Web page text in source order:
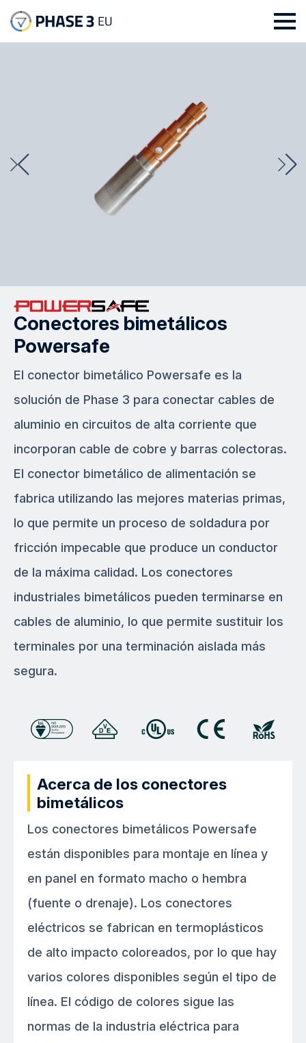
Conectores bimetálicos
Powersafe
El conector bimetálico Powersafe es la
solución de Phase 3 para conectar cables de
aluminio en circuitos de alta corriente que
incorporan cable de cobre y barras colectoras.
El conector bimetálico de alimentación se
fabrica utilizando las mejores materias primas,
lo que permite un proceso de soldadura por
fricción impecable que produce un conductor
de la máxima calidad. Los conectores
industriales bimetálicos pueden terminarse en
cables de aluminio, lo que permite sustituir los
terminales por una terminación aislada más
segura.
Acerca de los conectores
bimetálicos
Los conectores bimetálicos Powersafe
están disponibles para montaje en línea y
en panel en formato macho o hembra
(fuente o drenaje). Los conectores
eléctricos se fabrican en termoplásticos
de alto impacto coloreados, por lo que hay
varios colores disponibles según el tipo de
línea. El código de colores sigue las
normas de la industria eléctrica para